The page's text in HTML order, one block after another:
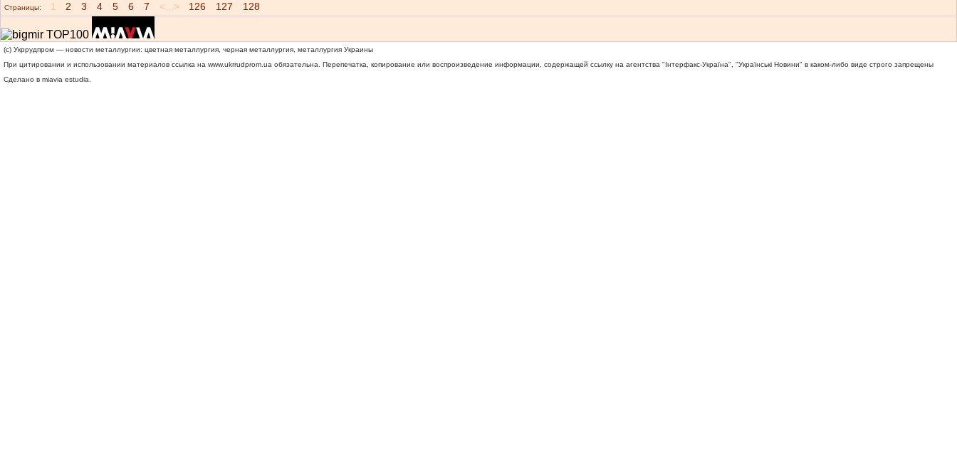
Страницы: 1 2 3 4 5 6 7 <...> 126 127 128
(c) Укррудпром — новости металлургии: цветная металлургия, черная металлургия, металлургия Украины
При цитировании и использовании материалов ссылка на www.ukrrudprom.ua обязательна. Перепечатка, копирование или воспроизведение информации, содержащей ссылку на агентства "Iнтерфакс-Україна", "Українськi Новини" в каком-либо виде строго запрещены
Сделано в miavia estudia.